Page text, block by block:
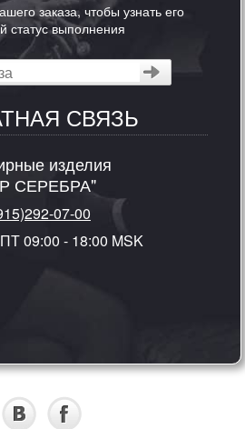
заказа, чтобы узнать его
статус выполнения
СВЯЗЬ
изделия
СЕРЕБРА"
07-00
09:00 - 18:00 MSK